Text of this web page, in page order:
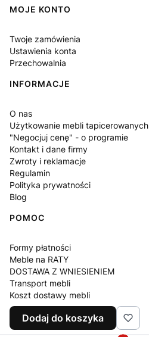
Linki w stopce
MOJE KONTO
Twoje zamówienia
Ustawienia konta
Przechowalnia
INFORMACJE
O nas
Użytkowanie mebli tapicerowanych
"Negocjuj cenę" - o programie
Kontakt i dane firmy
Zwroty i reklamacje
Regulamin
Polityka prywatności
Blog
POMOC
Formy płatności
Meble na RATY
DOSTAWA Z WNIESIENIEM
Transport mebli
Koszt dostawy mebli
Czas realizacji zamówienia
Często zadawane pytania
Dodaj do koszyka